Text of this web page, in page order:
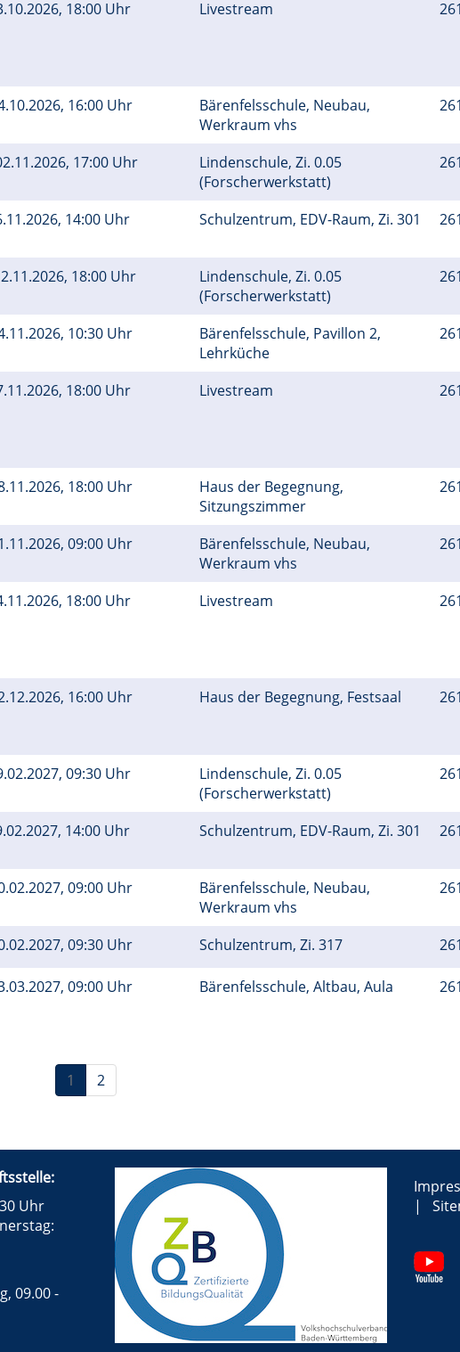
18:00 Uhr Livestream
16:00 Uhr
Bärenfelsschule, Neubau,
Werkraum vhs
17:00 Uhr
Lindenschule, Zi. 0.05
(Forscherwerkstatt)
14:00 Uhr Schulzentrum, EDV-Raum, Zi. 301
18:00 Uhr
Lindenschule, Zi. 0.05
(Forscherwerkstatt)
10:30 Uhr
Bärenfelsschule, Pavillon 2,
Lehrküche
18:00 Uhr Livestream
18:00 Uhr
Haus der Begegnung,
Sitzungszimmer
09:00 Uhr
Bärenfelsschule, Neubau,
Werkraum vhs
18:00 Uhr Livestream
16:00 Uhr Haus der Begegnung, Festsaal
09:30 Uhr
Lindenschule, Zi. 0.05
(Forscherwerkstatt)
14:00 Uhr Schulzentrum, EDV-Raum, Zi. 301
09:00 Uhr
Bärenfelsschule, Neubau,
Werkraum vhs
09:30 Uhr Schulzentrum, Zi. 317
09:00 Uhr Bärenfelsschule, Altbau, Aula
1 2
Uhr
09.00 -